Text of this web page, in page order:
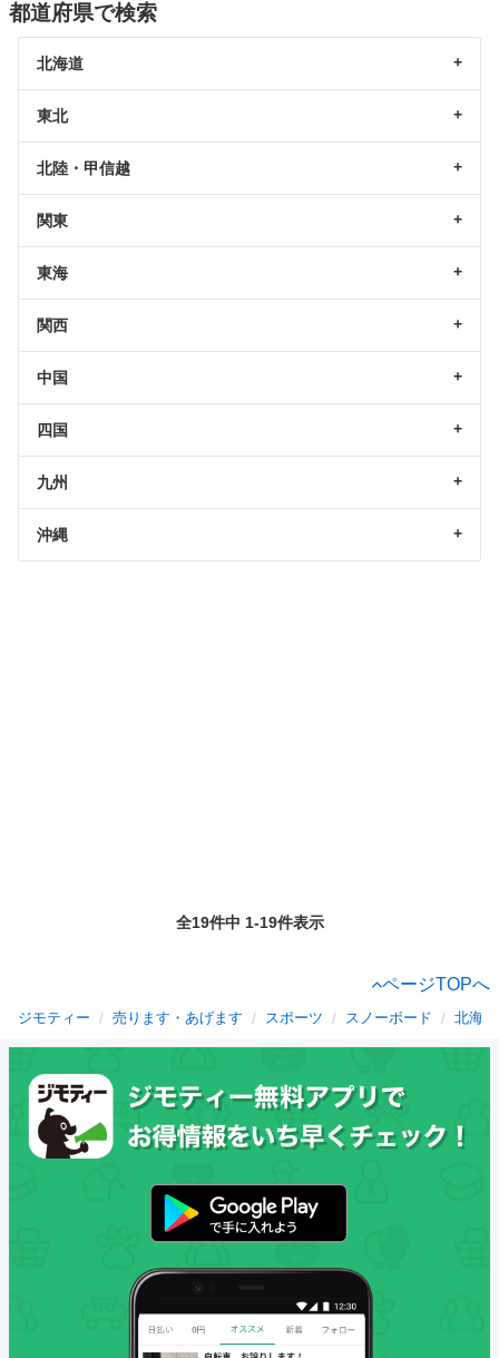
都道府県で検索
北海道
東北
北陸・甲信越
関東
東海
関西
中国
四国
九州
沖縄
全19件中 1-19件表示
ページTOPへ
ジモティー 売ります・あげます スポーツ スノーボード 北海